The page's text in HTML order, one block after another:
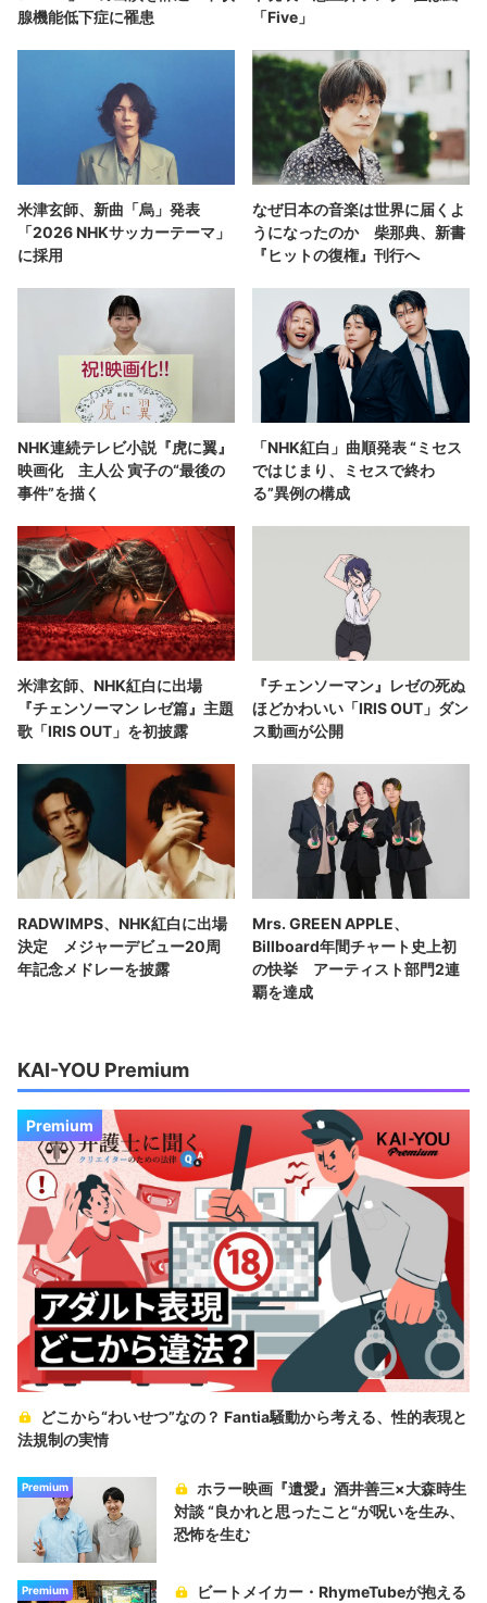
腺機能低下症に罹患
「Five」
米津玄師、新曲「烏」発表
「2026 NHKサッカーテーマ」
に採用
なぜ日本の音楽は世界に届くよ
うになったのか 柴那典、新書
『ヒットの復権』刊行へ
NHK連続テレビ小説『虎に翼』
映画化 主人公 寅子の“最後の
事件”を描く
「NHK紅白」曲順発表 “ミセス
ではじまり、ミセスで終わ
る”異例の構成
米津玄師、NHK紅白に出場
『チェンソーマン レゼ篇』主題
歌「IRIS OUT」を初披露
『チェンソーマン』レゼの死ぬ
ほどかわいい「IRIS OUT」ダン
ス動画が公開
RADWIMPS、NHK紅白に出場
決定 メジャーデビュー20周
年記念メドレーを披露
Mrs. GREEN APPLE、
Billboard年間チャート史上初
の快挙 アーティスト部門2連
覇を達成
KAI-YOU Premium
Premium
どこから“わいせつ”なの？ Fantia騒動から考える、性的表現と
法規制の実情
Premium
ホラー映画『遺愛』酒井善三×大森時生
対談 “良かれと思ったこと“が呪いを生み、
恐怖を生む
Premium
ビートメイカー・RhymeTubeが抱える